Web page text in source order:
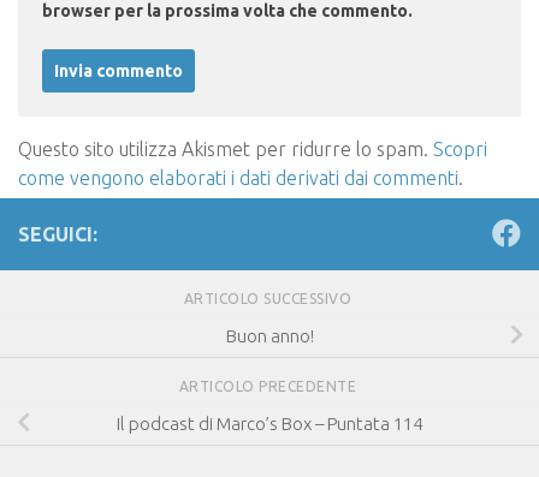
browser per la prossima volta che commento.
Questo sito utilizza Akismet per ridurre lo spam. Scopri
come vengono elaborati i dati derivati dai commenti.
SEGUICI:
ARTICOLO SUCCESSIVO
Buon anno!
ARTICOLO PRECEDENTE
Il podcast di Marco’s Box – Puntata 114